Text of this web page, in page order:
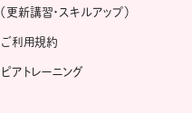
（更新講習・スキルアップ）
ご利用規約
ピアトレーニング